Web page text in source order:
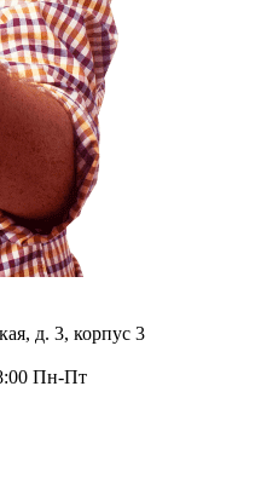
д. 3, корпус 3
Пн-Пт